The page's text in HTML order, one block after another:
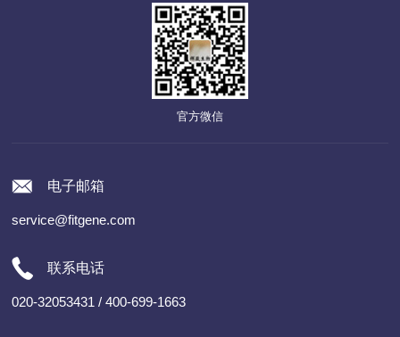
官方微信
电子邮箱
service@fitgene.com
联系电话
020-32053431 / 400-699-1663